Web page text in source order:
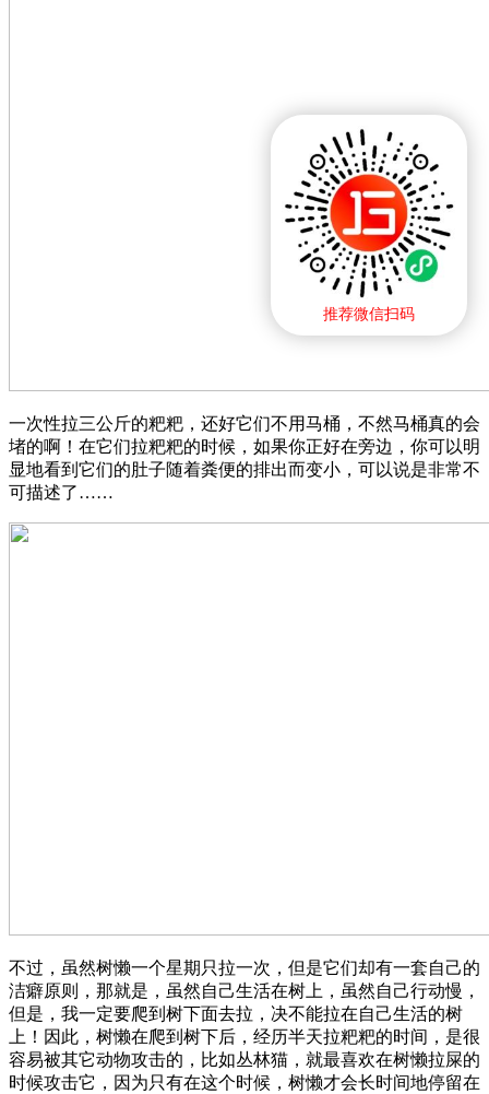
推荐微信扫码
一次性拉三公斤的粑粑，还好它们不用马桶，不然马桶真的会
堵的啊！在它们拉粑粑的时候，如果你正好在旁边，你可以明
显地看到它们的肚子随着粪便的排出而变小，可以说是非常不
可描述了……
不过，虽然树懒一个星期只拉一次，但是它们却有一套自己的
洁癖原则，那就是，虽然自己生活在树上，虽然自己行动慢，
但是，我一定要爬到树下面去拉，决不能拉在自己生活的树
上！因此，树懒在爬到树下后，经历半天拉粑粑的时间，是很
容易被其它动物攻击的，比如丛林猫，就最喜欢在树懒拉屎的
时候攻击它，因为只有在这个时候，树懒才会长时间地停留在